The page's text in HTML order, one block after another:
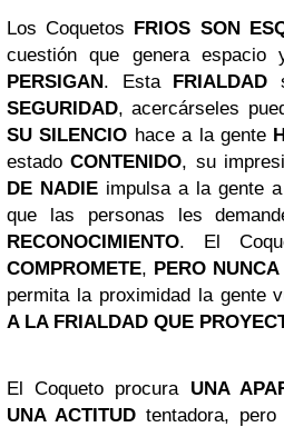
Los Coquetos FRIOS SON
cuestión que genera espacio
PERSIGAN. Esta FRIALDAD
SEGURIDAD, acercárseles
SU SILENCIO hace a la gente
estadoCONTENIDO, su
DE NADIE impulsa a la gente
que las personas les
RECONOCIMIENTO. El
COMPROMETE, PERO
permita la proximidad la gente
A LA FRIALDAD QUE
El Coqueto procura UNA
UNA ACTITUD tentadora,